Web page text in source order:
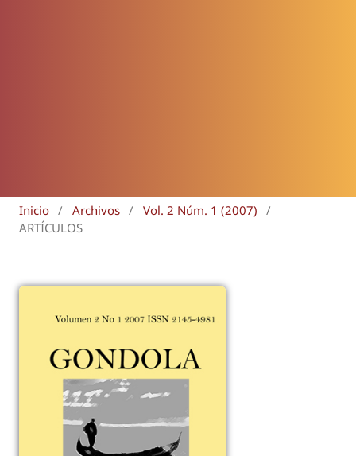
Inicio / Archivos / Vol. 2 Núm. 1 (2007)
/
ARTÍCULOS